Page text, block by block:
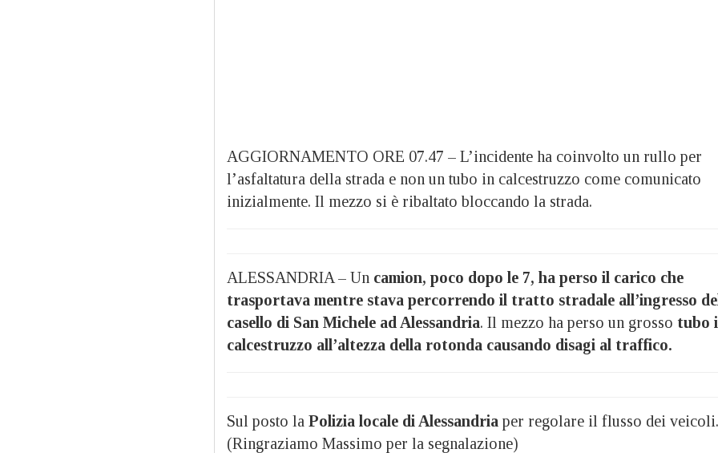
AGGIORNAMENTO ORE 07.47 – L’incidente ha coinvolto un rullo per
l’asfaltatura della strada e non un tubo in calcestruzzo come comunicato
inizialmente. Il mezzo si è ribaltato bloccando la strada.
ALESSANDRIA – Un camion, poco dopo le 7, ha perso il carico che
trasportava mentre stava percorrendo il tratto stradale all’ingresso
casello di San Michele ad Alessandria. Il mezzo ha perso un grosso tubo
calcestruzzo all’altezza della rotonda causando disagi al traffico.
Sul posto la Polizia locale di Alessandria per regolare il flusso dei veicoli.
(Ringraziamo Massimo per la segnalazione)